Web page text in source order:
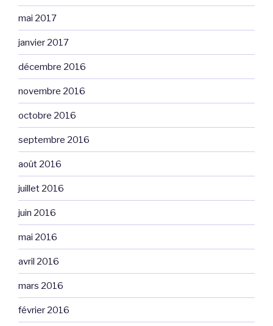
mai 2017
janvier 2017
décembre 2016
novembre 2016
octobre 2016
septembre 2016
août 2016
juillet 2016
juin 2016
mai 2016
avril 2016
mars 2016
février 2016